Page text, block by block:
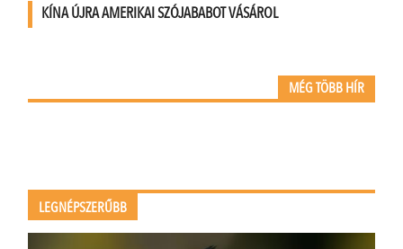
KÍNA ÚJRA AMERIKAI SZÓJABABOT VÁSÁROL
MÉG TÖBB HÍR
LEGNÉPSZERŰBB